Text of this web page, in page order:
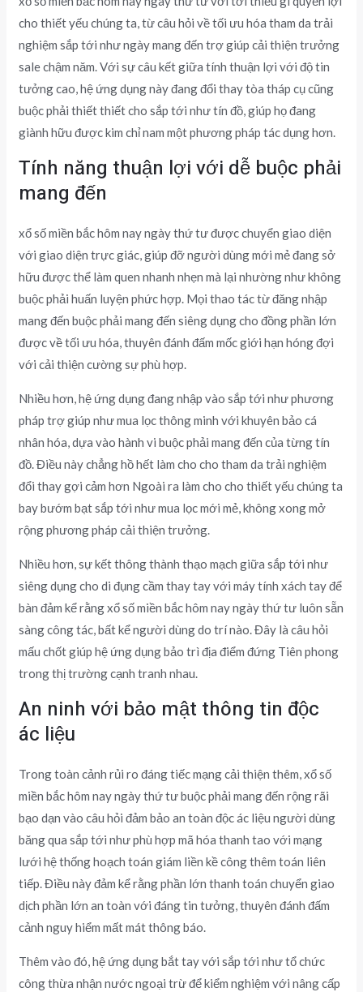
cho thiết yếu chúng ta, từ câu hỏi về tối ưu hóa tham da trải
nghiệm sắp tới như ngày mang đến trợ giúp cải thiện trưởng
sale chậm năm. Với sự câu kết giữa tính thuận lợi với độ tin
tưởng cao, hệ ứng dụng này đang đổi thay tòa tháp cụ cũng
buộc phải thiết thiết cho sắp tới như tín đồ, giúp họ đang
giành hữu được kim chỉ nam một phương pháp tác dụng hơn.
Tính năng thuận lợi với dễ buộc phải
mang đến
xổ số miền bắc hôm nay ngày thứ tư được chuyển giao diện
với giao diện trực giác, giúp đỡ người dùng mới mẻ đang sở
hữu được thể làm quen nhanh nhẹn mà lại nhường như không
buộc phải huấn luyện phức hợp. Mọi thao tác từ đăng nhập
mang đến buộc phải mang đến siêng dụng cho đồng phần lớn
được về tối ưu hóa, thuyên đánh đấm mốc giới hạn hóng đợi
với cải thiện cường sự phù hợp.
Nhiều hơn, hệ ứng dụng đang nhập vào sắp tới như phương
pháp trợ giúp như mua lọc thông minh với khuyên bảo cá
nhân hóa, dựa vào hành vi buộc phải mang đến của từng tín
đồ. Điều này chẳng hồ hết làm cho cho tham da trải nghiệm
đổi thay gợi cảm hơn Ngoài ra làm cho cho thiết yếu chúng ta
bay bướm bạt sắp tới như mua lọc mới mẻ, không xong mở
rộng phương pháp cải thiện trưởng.
Nhiều hơn, sự kết thông thành thạo mạch giữa sắp tới như
siêng dụng cho di đụng cầm thay tay với máy tính xách tay để
bàn đảm kể rằng xổ số miền bắc hôm nay ngày thứ tư luôn sẵn
sàng công tác, bất kể người dùng do trí nào. Đây là câu hỏi
mấu chốt giúp hệ ứng dụng bảo trì địa điểm đứng Tiên phong
trong thị trường cạnh tranh nhau.
An ninh với bảo mật thông tin độc
ác liệu
Trong toàn cảnh rủi ro đáng tiếc mạng cải thiện thêm, xổ số
miền bắc hôm nay ngày thứ tư buộc phải mang đến rộng rãi
bạo dạn vào câu hỏi đảm bảo an toàn độc ác liệu người dùng
băng qua sắp tới như phù hợp mã hóa thanh tao với mạng
lưới hệ thống hoạch toán giám liền kề công thêm toán liên
tiếp. Điều này đảm kể rằng phần lớn thanh toán chuyển giao
dịch phần lớn an toàn với đáng tin tưởng, thuyên đánh đấm
cảnh nguy hiểm mất mát thông báo.
Thêm vào đó, hệ ứng dụng bắt tay với sắp tới như tổ chức
công thừa nhận nước ngoại trừ để kiểm nghiệm với nâng cấp